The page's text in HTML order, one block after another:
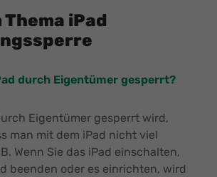
Thema iPad
durch Eigentümer gesperrt?
Eigentümer gesperrt wird,
man mit dem iPad nicht viel
Wenn Sie das iPad einschalten,
beenden oder es einrichten, wird